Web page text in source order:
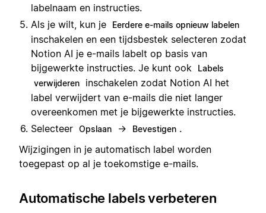
labelnaam en instructies.
Als je wilt, kun je
Eerdere e-mails opnieuw labelen
inschakelen en een tijdsbestek selecteren zodat
Notion AI je e-mails labelt op basis van
bijgewerkte instructies. Je kunt ook
Labels
verwijderen
inschakelen zodat Notion AI het
label verwijdert van e-mails die niet langer
overeenkomen met je bijgewerkte instructies.
Selecteer Opslaan → Bevestigen .
Wijzigingen in je automatisch label worden
toegepast op al je toekomstige e-mails.
Automatische labels verbeteren